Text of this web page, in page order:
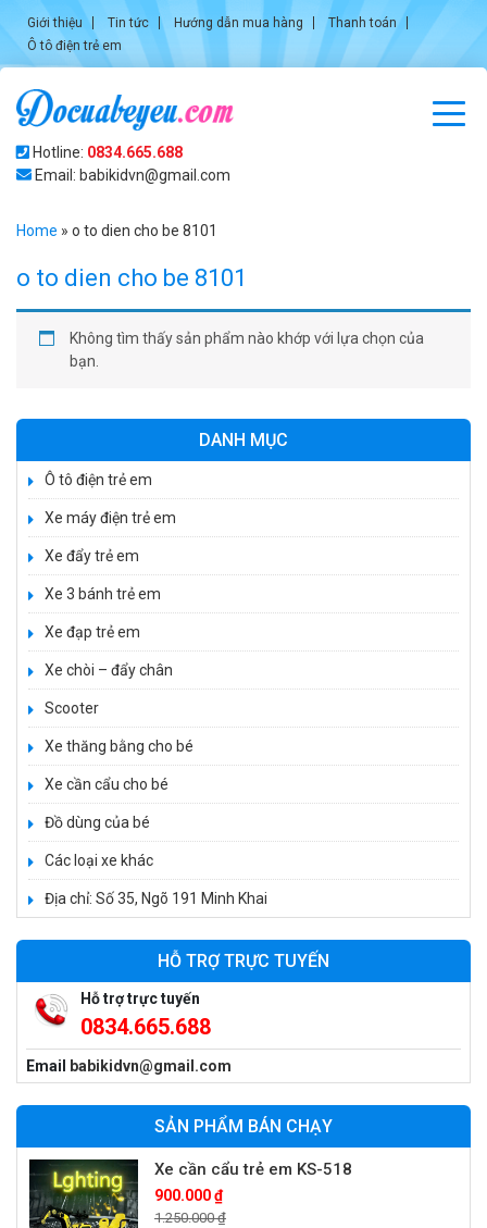
Giới thiệu Tin tức Hướng dẫn mua hàng
Thanh toán
Ô tô điện trẻ em
Hotline: 0834.665.688
Email: babikidvn@gmail.com
Home » o to dien cho be 8101
o to dien cho be 8101
Không tìm thấy sản phẩm nào khớp với lựa chọn của
bạn.
DANH MỤC
Ô tô điện trẻ em
Xe máy điện trẻ em
Xe đẩy trẻ em
Xe 3 bánh trẻ em
Xe đạp trẻ em
Xe chòi – đẩy chân
Scooter
Xe thăng bằng cho bé
Xe cần cẩu cho bé
Đồ dùng của bé
Các loại xe khác
Địa chỉ: Số 35, Ngõ 191 Minh Khai
HỖ TRỢ TRỰC TUYẾN
Hỗ trợ trực tuyến
0834.665.688
Email babikidvn@gmail.com
SẢN PHẨM BÁN CHẠY
Xe 3 bánh đạp trẻ em FE-188
Xe 3 bánh trẻ em 968
350.000 ₫
550.000 ₫
950.000 ₫
Xe cần cẩu trẻ em KS-518
900.000 ₫
1.250.000 ₫